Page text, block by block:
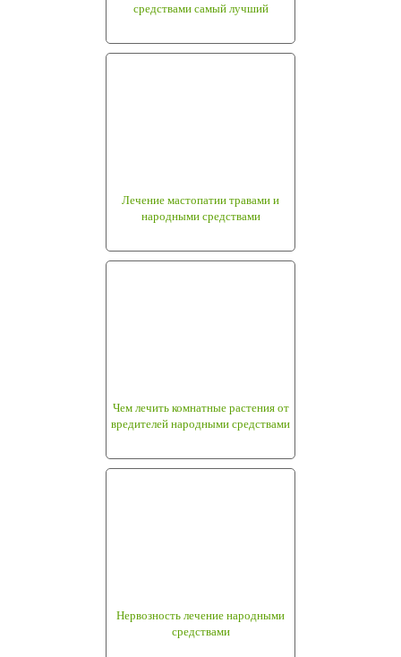
средствами самый лучший
Лечение мастопатии травами и
народными средствами
Чем лечить комнатные растения от
вредителей народными средствами
Нервозность лечение народными
средствами